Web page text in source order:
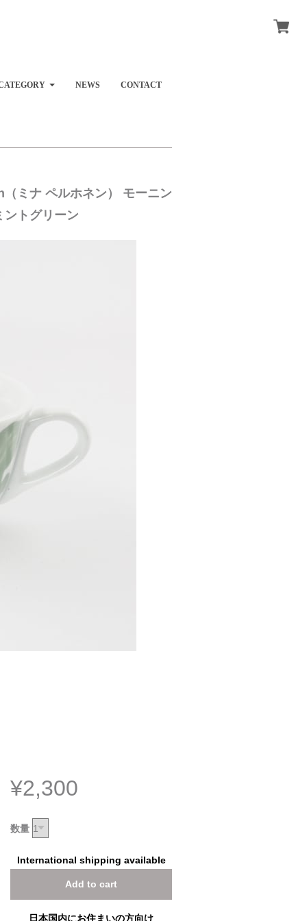
NEWS CONTACT
ミナ ペルホネン） モーニン
ントグリーン
¥2,300
数量
International shipping available
Add to cart
日本国内にお住まいの方向け